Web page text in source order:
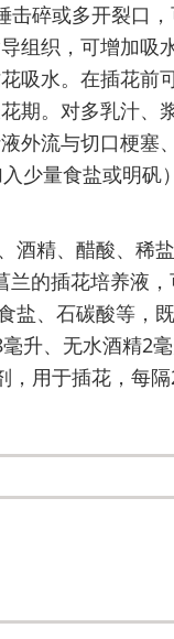
碎或多开裂口
组织，可增加吸
吸水。在插花前
期。对多乳汁、
外流与切口梗塞
少量食盐或明
精、醋酸、稀
的插花培养液
盐、石碳酸等，
升、无水酒精2
用于插花，每